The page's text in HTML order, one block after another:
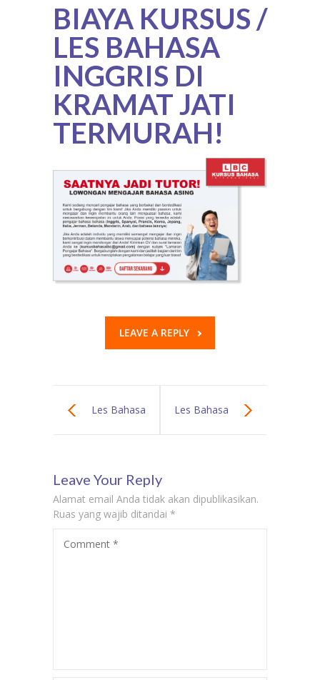
BIAYA KURSUS /
LES BAHASA
INGGRIS DI
KRAMAT JATI
TERMURAH!
LEAVE A REPLY
Les Bahasa
Jatinegara –
Biaya Kursus
Privat Bahasa
Les Bahasa
Biaya Kursus
Leave Your Reply
Alamat email Anda tidak akan dipublikasikan.
Ruas yang wajib ditandai *
Comment *